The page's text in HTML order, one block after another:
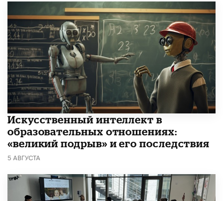
​Искусственный интеллект в
образовательных отношениях:
«великий подрыв» и его последствия
5 АВГУСТА